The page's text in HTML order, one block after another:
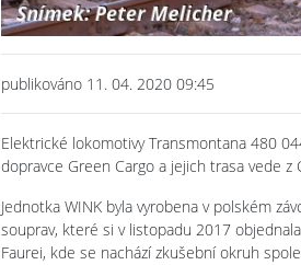
publikováno 11. 04. 2020 09:45
Elektrické lokomotivy Transmontana 480
dopravce Green Cargo a jejich trasa vede z
Jednotka WINK byla vyrobena v polském
souprav, které si v listopadu 2017
Faurei, kde se nachází zkušební okruh